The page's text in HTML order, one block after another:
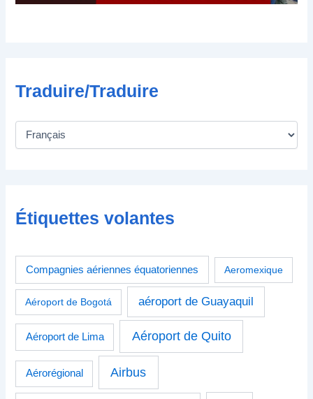
Traduire/Traduire
Étiquettes volantes
Compagnies aériennes équatoriennes Aeromexique
Aéroport de Bogotá aéroport de Guayaquil
Aéroport de Lima Aéroport de Quito
Aérorégional Airbus